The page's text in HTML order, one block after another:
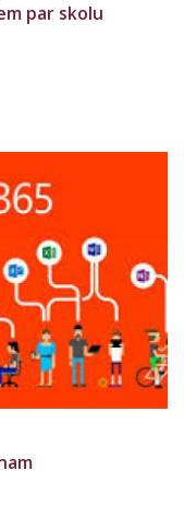
par skolu